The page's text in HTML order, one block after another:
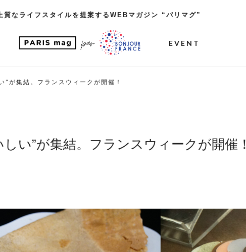
質なライフスタイルを提案するWEBマガジン “パリマグ”
EVENT
”が集結。フランスウィークが開催！
い”が集結。フランスウィークが開催！